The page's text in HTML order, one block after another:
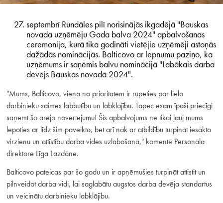
septembrī Rundāles pilī norisinājās ikgadējā "Bauskas
novada uzņēmēju Gada balva 2024" apbalvošanas
ceremonija, kurā tika godināti vietējie uzņēmēji astoņās
dažādās nominācijās. Balticovo ar lepnumu paziņo, ka
uzņēmums ir saņēmis balvu nominācijā "Labākais darba
devējs Bauskas novadā 2024".
"Mums, Balticovo, viena no prioritātēm ir rūpēties par lielo
darbinieku saimes labbūtību un labklājību. Tāpēc esam īpaši priecīgi
saņemt šo ārējo novērtējumu! Šis apbalvojums ne tikai ļauj mums
lepoties ar līdz šim paveikto, bet arī nāk ar atbildību turpināt iesākto
virzienu un attīstību darba vides uzlabošanā," komentē Personāla
direktore Līga Lazdāne.
Balticovo pateicas par šo godu un ir apņēmušies turpināt attīstīt un
pilnveidot darba vidi, lai saglabātu augstos darba devēja standartus
un veicinātu darbinieku labklājību.